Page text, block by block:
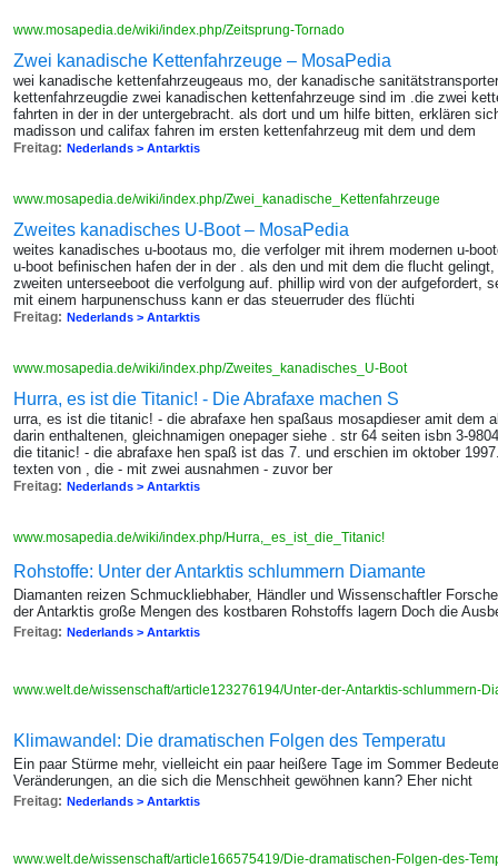
www.mosapedia.de/wiki/index.php/Zeitsprung-Tornado
Zwei kanadische Kettenfahrzeuge – MosaPedia
wei kanadische kettenfahrzeugeaus mo, der kanadische
kettenfahrzeugdie zwei kanadischen kettenfahrzeuge sind im .die zwei
fahrten in der in der untergebracht. als dort und um hilfe bitten, erklären
madisson und califax fahren im ersten kettenfahrzeug mit dem und dem
Freitag: Nederlands > Antarktis
www.mosapedia.de/wiki/index.php/Zwei_kanadische_Kettenfahrzeuge
Zweites kanadisches U-Boot – MosaPedia
weites kanadisches u-bootaus mo, die verfolger mit ihrem modernen u-
u-boot befinischen hafen der in der . als den und mit dem die flucht
zweiten unterseeboot die verfolgung auf. phillip wird von der aufgefordert,
mit einem harpunenschuss kann er das steuerruder des flüchti
Freitag: Nederlands > Antarktis
www.mosapedia.de/wiki/index.php/Zweites_kanadisches_U-Boot
Hurra, es ist die Titanic! - Die Abrafaxe machen S
urra, es ist die titanic! - die abrafaxe hen spaßaus mosapdieser amit dem
darin enthaltenen, gleichnamigen onepager siehe . str 64 seiten isbn 3-
die titanic! - die abrafaxe hen spaß ist das 7. und erschien im oktober
texten von , die - mit zwei ausnahmen - zuvor ber
Freitag: Nederlands > Antarktis
www.mosapedia.de/wiki/index.php/Hurra,_es_ist_die_Titanic!
Rohstoffe: Unter der Antarktis schlummern Diamante
Diamanten reizen Schmuckliebhaber, Händler und Wissenschaftler
der Antarktis große Mengen des kostbaren Rohstoffs lagern Doch die
Freitag: Nederlands > Antarktis
www.welt.de/wissenschaft/article123276194/Unter-der-Antarktis-schlummern-
Klimawandel: Die dramatischen Folgen des Temperatu
Ein paar Stürme mehr, vielleicht ein paar heißere Tage im Sommer
Veränderungen, an die sich die Menschheit gewöhnen kann? Eher nicht
Freitag: Nederlands > Antarktis
www.welt.de/wissenschaft/article166575419/Die-dramatischen-Folgen-des-